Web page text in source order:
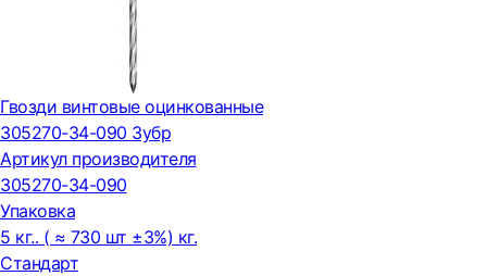
Гвозди винтовые оцинкованные
305270-34-090 Зубр
Артикул производителя
305270-34-090
Упаковка
5 кг.. ( ≈ 730 шт ±3%) кг.
Стандарт